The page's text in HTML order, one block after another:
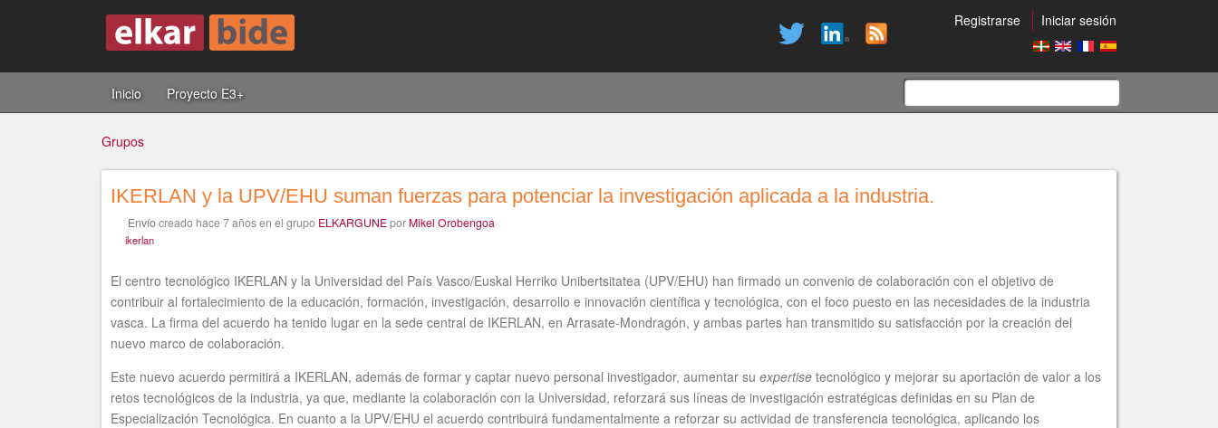
Registrarse Iniciar sesión
Inicio Proyecto E3+
de
Usted
está
aquí
Grupos
IKERLAN y la UPV/EHU suman fuerzas para potenciar la investigación aplicada a la industria.
Envíocreado hace 7 añosen el grupo ELKARGUNEpor Mikel Orobengoa
ikerlan
El centro tecnológico IKERLAN y la Universidad del País Vasco/Euskal Herriko Unibertsitatea (UPV/EHU) han firmado un convenio de colaboración con el objetivo de
contribuir al fortalecimiento de la educación, formación, investigación, desarrollo e innovación científica y tecnológica, con el foco puesto en las necesidades de la industria
vasca. La firma del acuerdo ha tenido lugar en la sede central de IKERLAN, en Arrasate-Mondragón, y ambas partes han transmitido su satisfacción por la creación del
nuevo marco de colaboración.
Este nuevo acuerdo permitirá a IKERLAN, además de formar y captar nuevo personal investigador, aumentar su expertise tecnológico y mejorar su aportación de valor a los
retos tecnológicos de la industria, ya que, mediante la colaboración con la Universidad, reforzará sus líneas de investigación estratégicas definidas en su Plan de
Especialización Tecnológica. En cuanto a la UPV/EHU el acuerdo contribuirá fundamentalmente a reforzar su actividad de transferencia tecnológica, aplicando los